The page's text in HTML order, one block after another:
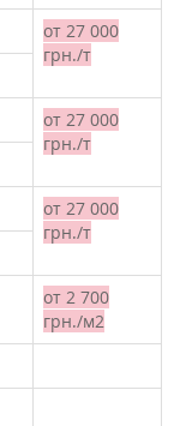
от 27 000
грн./т
от 27 000
грн./т
от 27 000
грн./т
от 2 700
грн./м2